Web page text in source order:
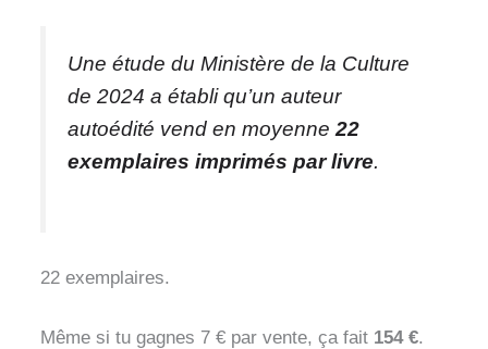
Une étude du Ministère de la Culture
de 2024 a établi qu’un auteur
autoédité vend en moyenne 22
exemplaires imprimés par livre.
22 exemplaires.
Même si tu gagnes 7 € par vente, ça fait 154 €.